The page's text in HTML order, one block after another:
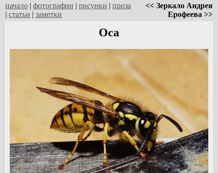
начало | фотографии | рисунки | проза
| статьи | заметки
<< Зеркало Андрея
Ерофеева >>
Оса